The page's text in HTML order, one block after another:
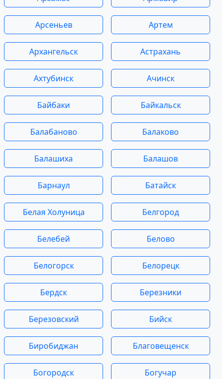
Арсеньев Артем
Архангельск Астрахань
Ахтубинск Ачинск
Байбаки Байкальск
Балабаново Балаково
Балашиха Балашов
Барнаул Батайск
Белая Холуница Белгород
Белебей Белово
Белогорск Белорецк
Бердск Березники
Березовский Бийск
Биробиджан Благовещенск
Богородск Богучар